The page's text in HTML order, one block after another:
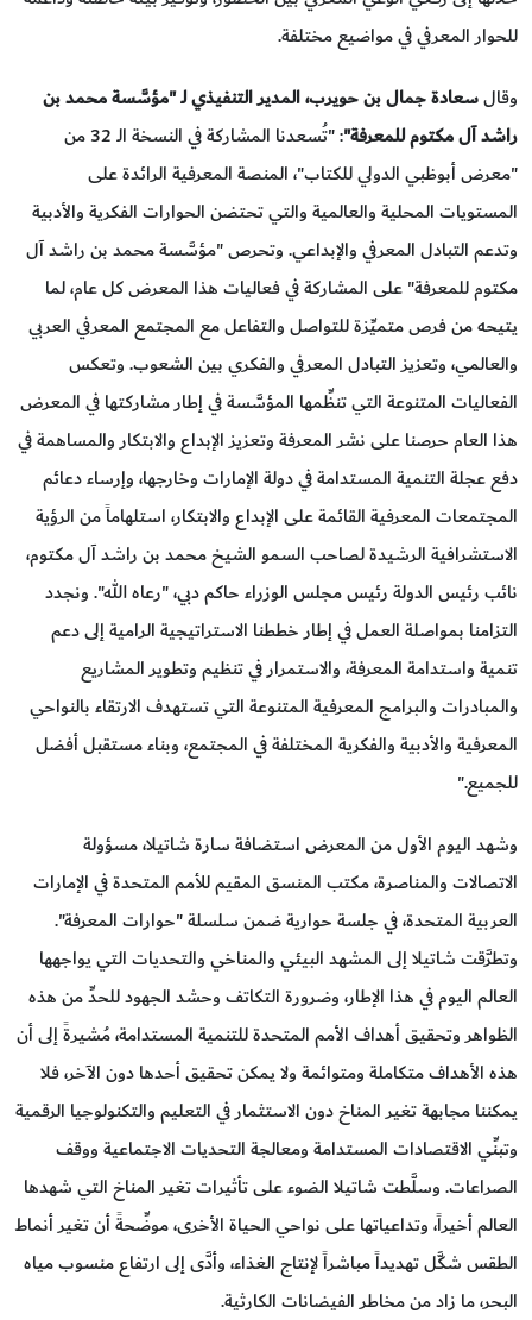
للحوار المعرفي في مواضيع مختلفة.
وقالسعادة جمال بن حويرب، المدير التنفيذي لـ "مؤسَّسة محمد بن
راشد آل مكتوم للمعرفة"
: "تُسعدنا المشاركة في النسخة الـ 32 من
"معرض أبوظبي الدولي للكتاب"، المنصة المعرفية الرائدة على
المستويات المحلية والعالمية والتي تحتضن الحوارات الفكرية والأدبية
وتدعم التبادل المعرفي والإبداعي. وتحرص "مؤسَّسة محمد بن راشد آل
مكتوم للمعرفة" على المشاركة في فعاليات هذا المعرض كل عام، لما
يتيحه من فرص متميِّزة للتواصل والتفاعل مع المجتمع المعرفي العربي
والعالمي، وتعزيز التبادل المعرفي والفكري بين الشعوب. وتعكس
الفعاليات المتنوعة التي تنظِّمها المؤسَّسة في إطار مشاركتها في المعرض
هذا العام حرصنا على نشر المعرفة وتعزيز الإبداع والابتكار والمساهمة في
دفع عجلة التنمية المستدامة في دولة الإمارات وخارجها، وإرساء دعائم
المجتمعات المعرفية القائمة على الإبداع والابتكار، استلهاماً من الرؤية
الاستشرافية الرشيدة لصاحب السمو الشيخ محمد بن راشد آل مكتوم،
نائب رئيس الدولة رئيس مجلس الوزراء حاكم دبي، "رعاه الله". ونجدد
التزامنا بمواصلة العمل في إطار خططنا الاستراتيجية الرامية إلى دعم
تنمية واستدامة المعرفة، والاستمرار في تنظيم وتطوير المشاريع
والمبادرات والبرامج المعرفية المتنوعة التي تستهدف الارتقاء بالنواحي
المعرفية والأدبية والفكرية المختلفة في المجتمع، وبناء مستقبل أفضل
للجميع."
وشهد اليوم الأول من المعرض استضافة سارة شاتيلا، مسؤولة
الاتصالات والمناصرة، مكتب المنسق المقيم للأمم المتحدة في الإمارات
العربية المتحدة، في جلسة حوارية ضمن سلسلة "حوارات المعرفة".
وتطرَّقت شاتيلا إلى المشهد البيئي والمناخي والتحديات التي يواجهها
العالم اليوم في هذا الإطار، وضرورة التكاتف وحشد الجهود للحدِّ من هذه
الظواهر وتحقيق أهداف الأمم المتحدة للتنمية المستدامة، مُشيرةً إلى أن
هذه الأهداف متكاملة ومتوائمة ولا يمكن تحقيق أحدها دون الآخر، فلا
يمكننا مجابهة تغير المناخ دون الاستثمار في التعليم والتكنولوجيا الرقمية
وتبنِّي الاقتصادات المستدامة ومعالجة التحديات الاجتماعية ووقف
الصراعات. وسلَّطت شاتيلا الضوء على تأثيرات تغير المناخ التي شهدها
العالم أخيراً، وتداعياتها على نواحي الحياة الأخرى، موضِّحةً أن تغير أنماط
الطقس شكَّل تهديداً مباشراً لإنتاج الغذاء، وأدَّى إلى ارتفاع منسوب مياه
البحر، ما زاد من مخاطر الفيضانات الكارثية.